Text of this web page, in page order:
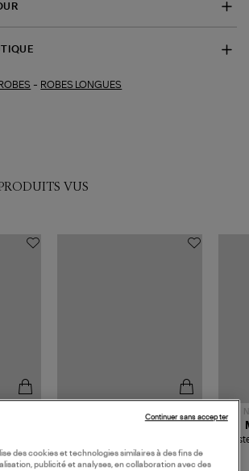
ROBES - ROBES LONGUES
VUS
NOUVELLE COLLECTION
189,00 €
Mousse
des cookies et technologies similaires à des fins de
publicité et analyses, en collaboration avec des
Continuer sans accepter